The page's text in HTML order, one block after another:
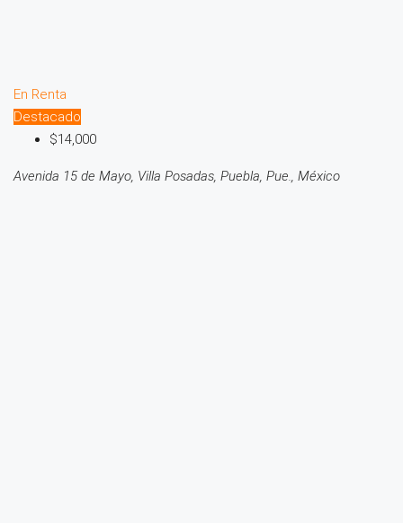
En Renta
Destacado
$14,000
Avenida 15 de Mayo, Villa Posadas, Puebla, Pue., México